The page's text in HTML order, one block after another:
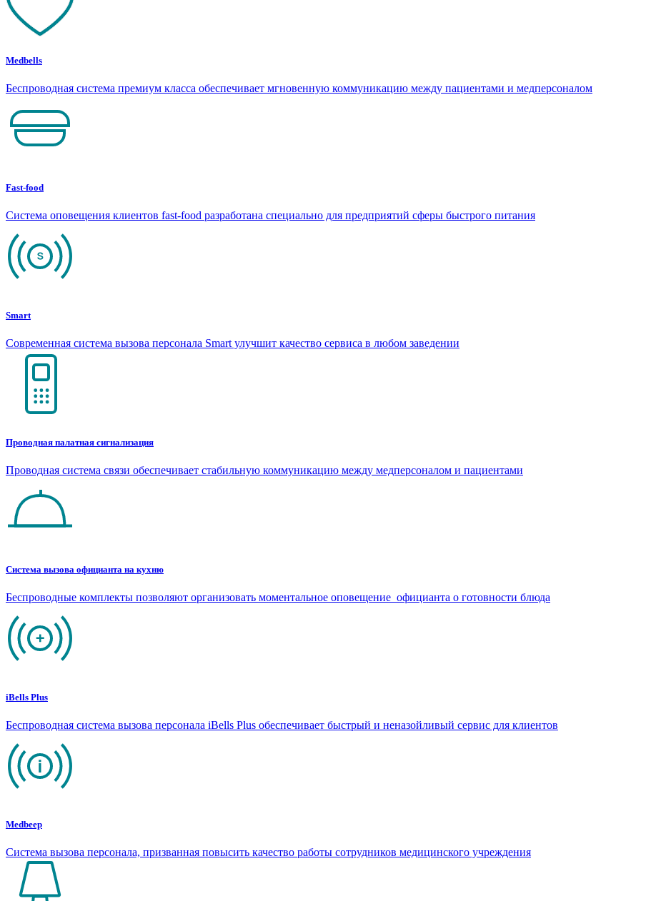
Medbells
Беспроводная система премиум класса обеспечивает мгновенную коммуникацию между пациентами и медперсоналом
Fast-food
Система оповещения клиентов fast-food разработана специально для предприятий сферы быстрого питания
Smart
Современная система вызова персонала Smart улучшит качество сервиса в любом заведении
Проводная палатная сигнализация
Проводная система связи обеспечивает стабильную коммуникацию между медперсоналом и пациентами
Система вызова официанта на кухню
Беспроводные комплекты позволяют организовать моментальное оповещение официанта о готовности блюда
iBells Plus
Беспроводная система вызова персонала iBells Plus обеспечивает быстрый и неназойливый сервис для клиентов
Medbeep
Система вызова персонала, призванная повысить качество работы сотрудников медицинского учреждения